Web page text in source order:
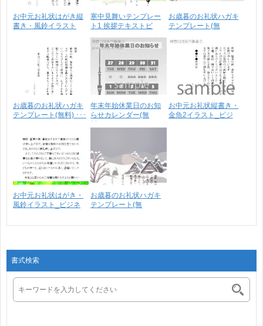
お中元お礼状はがき縦
書き・風鈴イラスト
寒中見舞いテンプレー
ト1 挨拶テキストビ
お歳暮のお礼状ハガキ
テンプレート(無
お歳暮のお礼状ハガキ
テンプレート(無料) ･･･
年末年始休業日のお知
らせカレンダー(無
お中元お礼状縦書き・
金魚2イラスト_ビジ
お中元お礼状はがき・
風鈴イラスト_ビジネ
お歳暮のお礼状ハガキ
テンプレート(無
書式検索